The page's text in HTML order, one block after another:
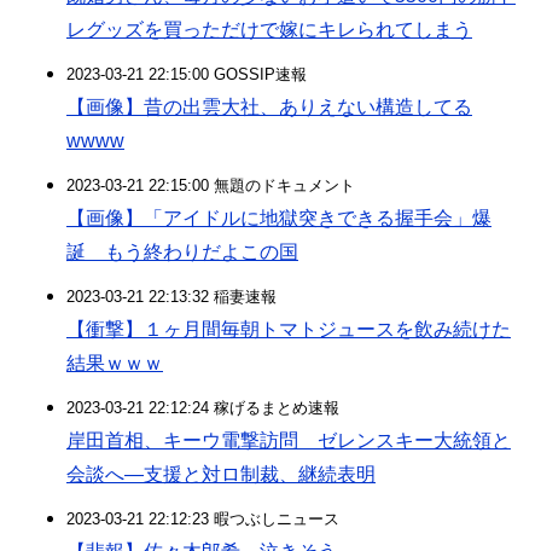
レグッズを買っただけで嫁にキレられてしまう
2023-03-21 22:15:00 GOSSIP速報
【画像】昔の出雲大社、ありえない構造してる
wwww
2023-03-21 22:15:00 無題のドキュメント
【画像】「アイドルに地獄突きできる握手会」爆
誕 もう終わりだよこの国
2023-03-21 22:13:32 稲妻速報
【衝撃】１ヶ月間毎朝トマトジュースを飲み続けた
結果ｗｗｗ
2023-03-21 22:12:24 稼げるまとめ速報
岸田首相、キーウ電撃訪問 ゼレンスキー大統領と
会談へ―支援と対ロ制裁、継続表明
2023-03-21 22:12:23 暇つぶしニュース